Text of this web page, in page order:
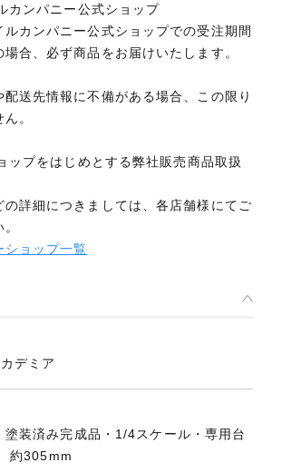
カンパニー公式ショップ
ルカンパニー公式ショップでの受注期間
合、必ず商品をお届けいたします。
送先情報に不備がある場合、この限り
。
ップをはじめとする弊社販売商品取扱
の詳細につきましては、各店舗様にてご
ショップ一覧
デミア
塗装済み完成品・1/4スケール・専用台
約305mm